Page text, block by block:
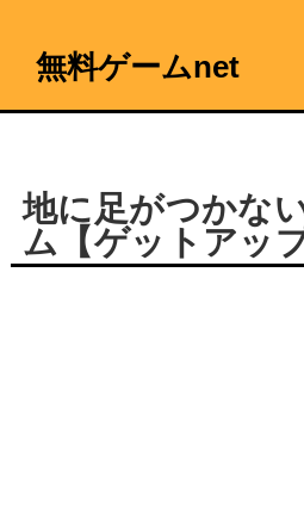
無料ゲームnet
地に足がつかな
ム【ゲットアッ